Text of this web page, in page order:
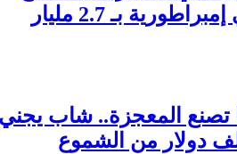
توماس جورني إمبراطورية بـ 2.7 مليار
تصنع المعجزة.. شاب يجني